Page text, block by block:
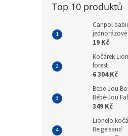
Top 10 produktů
Canpol
jednorázové
19 Kč
Kočárek
forest
6 304 Kč
Bebe-Jou
Bébé-Jou
349 Kč
Lionelo
Beige sand